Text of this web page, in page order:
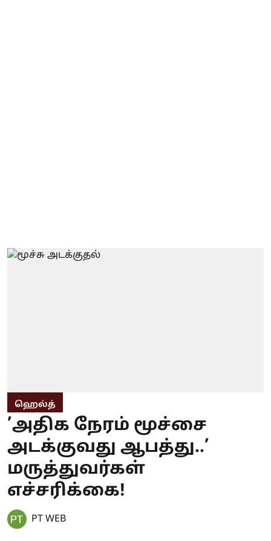
ஹெல்த்
’அதிக நேரம் மூச்சை
அடக்குவது ஆபத்து..’
மருத்துவர்கள்
எச்சரிக்கை!
PT WEB